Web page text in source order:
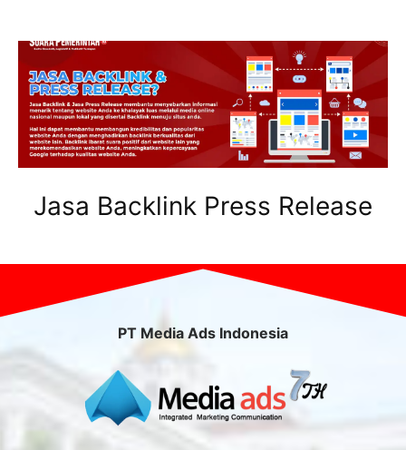
Jasa Backlink Press Release
PT Media Ads Indonesia